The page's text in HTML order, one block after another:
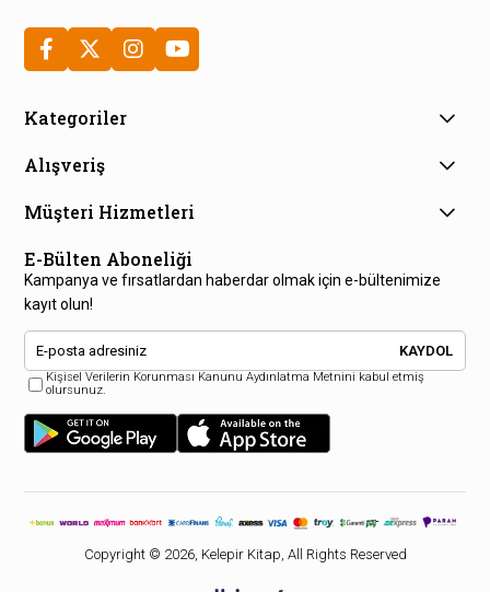
Kategoriler
Alışveriş
Müşteri Hizmetleri
E-Bülten Aboneliği
Kampanya ve fırsatlardan haberdar olmak için e-bültenimize
kayıt olun!
KAYDOL
Kişisel Verilerin Korunması Kanunu Aydınlatma Metnini kabul etmiş
olursunuz.
Copyright © 2026, Kelepir Kitap, All Rights Reserved